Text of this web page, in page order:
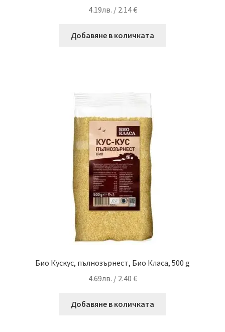
4.19лв. / 2.14 €
Добавяне в количката
Био Кускус, пълнозърнест, Био Класа, 500 g
4.69лв. / 2.40 €
Добавяне в количката